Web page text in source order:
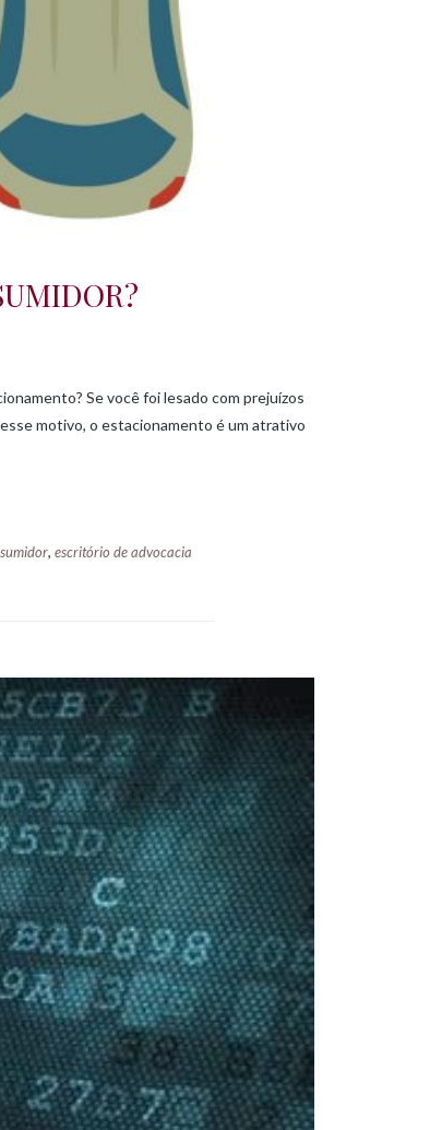
Se você foi lesado com prejuízos
motivo, o estacionamento é um atrativo
, escritório de advocacia